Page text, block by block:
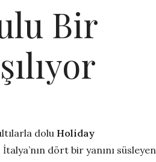
Bir
dolu Holiday
dört bir yanını süsleyen